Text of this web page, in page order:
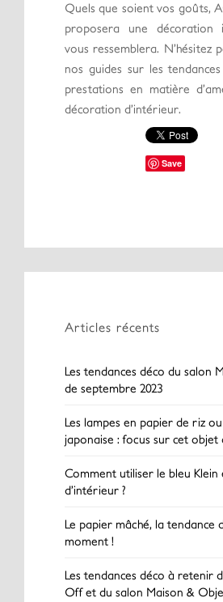
Quels que soient vos goûts,
proposera une décoration
vous ressemblera. N’hésitez
nos guides sur les
prestations en matière
décoration d’intérieur.
Save
Articles récents
Les tendances déco du salon
de septembre 2023
Les lampes en papier de riz
japonaise : focus sur cet objet
Comment utiliser le bleu
d’intérieur ?
Le papier mâché, la tendance
moment !
Les tendances déco à retenir
Off et du salon Maison &